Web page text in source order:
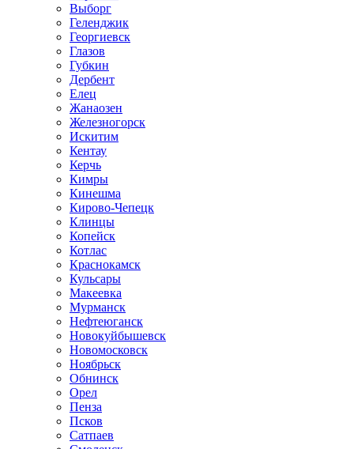
Выборг
Геленджик
Георгиевск
Глазов
Губкин
Дербент
Елец
Жанаозен
Железногорск
Искитим
Кентау
Керчь
Кимры
Кинешма
Кирово-Чепецк
Клинцы
Копейск
Котлас
Краснокамск
Кульсары
Макеевка
Мурманск
Нефтеюганск
Новокуйбышевск
Новомосковск
Ноябрьск
Обнинск
Орел
Пенза
Псков
Сатпаев